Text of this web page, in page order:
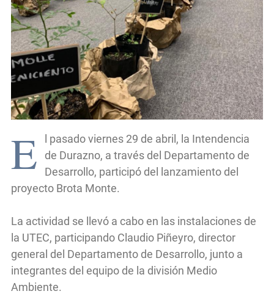
E
l pasado viernes 29 de abril, la Intendencia
de Durazno, a través del Departamento de
Desarrollo, participó del lanzamiento del
proyecto Brota Monte.
La actividad se llevó a cabo en las instalaciones de
la UTEC, participando Claudio Piñeyro, director
general del Departamento de Desarrollo, junto a
integrantes del equipo de la división Medio
Ambiente.